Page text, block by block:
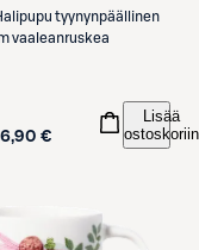
tyynynpäällinen
vaaleanruskea
€
Lisää
ostoskoriin